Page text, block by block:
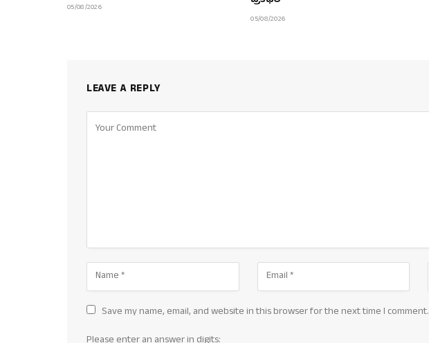
05/08/2026
05/08/2026
LEAVE A REPLY
Save my name, email, and website in this browser for the next time I comment.